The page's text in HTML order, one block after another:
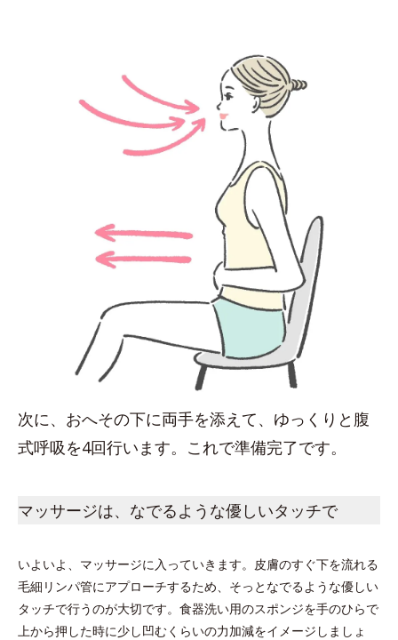
次に、おへその下に両手を添えて、ゆっくりと腹
式呼吸を4回行います。これで準備完了です。
マッサージは、なでるような優しいタッチで
いよいよ、マッサージに入っていきます。皮膚のすぐ下を流れる
毛細リンパ管にアプローチするため、そっとなでるような優しい
タッチで行うのが大切です。食器洗い用のスポンジを手のひらで
上から押した時に少し凹むくらいの力加減をイメージしましょ